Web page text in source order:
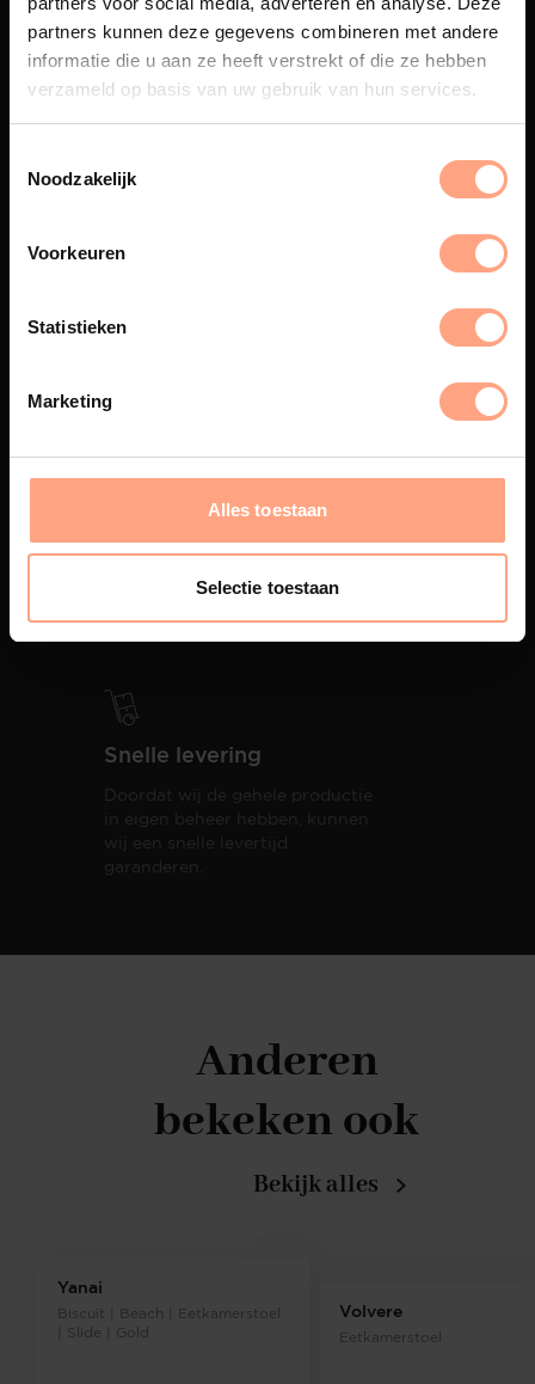
partners kunnen deze gegevens combineren met andere
informatie die u aan ze heeft verstrekt of die ze hebben
verzameld op basis van uw gebruik van hun services.
Noodzakelijk
Voorkeuren
Statistieken
Marketing
Alles toestaan
Selectie toestaan
Maatwerk
Een exclusieve handgemaakte
beleving, waar Nederlands
Spuiterij
eigen spuiterij afgewerkt met
Interieur inrichting
PUUUR biedt volledige
oplevering,met als resultaat een
totale woonbeleving.
Snelle levering
Doordat wij de gehele productie
in eigen beheer hebben, kunnen
wij een snelle levertijd
garanderen.
Yanai
Biscuit | Beach | Eetkamerstoel
| Slide | Gold
Volvere
Eetkamerstoel
Anderen
bekeken ook
Bekijk alles